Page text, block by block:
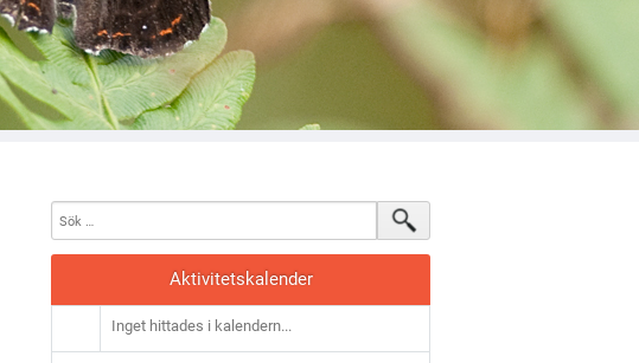
Aktivitetskalender
Inget hittades i kalendern...